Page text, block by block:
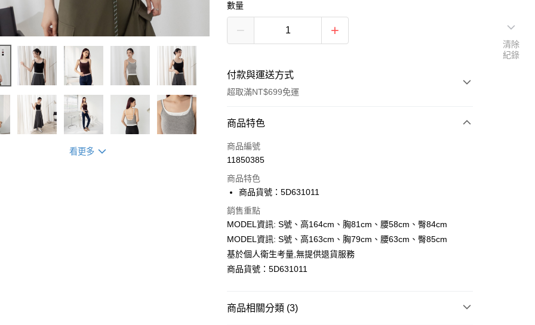
看更多
數量
付款與運送方式
超取滿NT$699免運
付款方式
信用卡一次付款
LINE Pay
Apple Pay
運送方式
每筆NT$80，滿NT$699(含以上)免運費
商品特色
商品編號
11850385
商品特色
商品貨號：5D631011
銷售重點
MODEL資訊: S號、高164cm、胸81cm、腰58cm、臀84cm
MODEL資訊: S號、高163cm、胸79cm、腰63cm、臀85cm
基於個人衛生考量,無提供退貨服務
商品貨號：5D631011
商品相關分類 (3)
清除
紀錄